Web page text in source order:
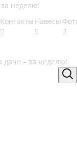
Контакты Навесы